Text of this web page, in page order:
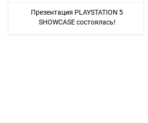
Презентация PLAYSTATION 5
SHOWCASE состоялась!